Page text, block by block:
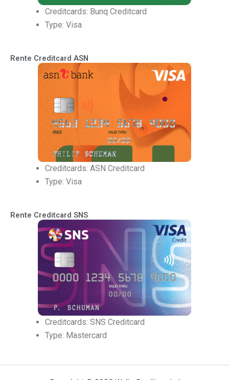
Creditcards: Bunq Creditcard
Type: Visa
Rente Creditcard ASN
Creditcards: ASN Creditcard
Type: Visa
Rente Creditcard SNS
Creditcards: SNS Creditcard
Type: Mastercard